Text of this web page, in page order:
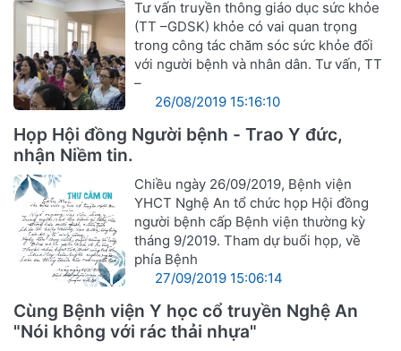
Tư vấn truyền thông giáo dục sức khỏe
(TT –GDSK) khỏe có vai quan trọng
trong công tác chăm sóc sức khỏe đối
với người bệnh và nhân dân. Tư vấn, TT
–
26/08/2019 15:16:10
Họp Hội đồng Người bệnh - Trao Y đức,
nhận Niềm tin.
Chiều ngày 26/09/2019, Bệnh viện
YHCT Nghệ An tổ chức họp Hội đồng
người bệnh cấp Bệnh viện thường kỳ
tháng 9/2019. Tham dự buổi họp, về
phía Bệnh
27/09/2019 15:06:14
Cùng Bệnh viện Y học cổ truyền Nghệ An
"Nói không với rác thải nhựa"